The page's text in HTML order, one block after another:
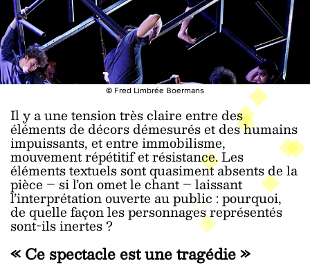
© Fred Limbrée Boermans
Il y a une tension très claire entre des
éléments de décors démesurés et des humains
impuissants, et entre immobilisme,
mouvement répétitif et résistance. Les
éléments textuels sont quasiment absents de la
pièce – si l’on omet le chant – laissant
l’interprétation ouverte au public : pourquoi,
de quelle façon les personnages représentés
sont-ils inertes ?
« Ce spectacle est une tragédie »